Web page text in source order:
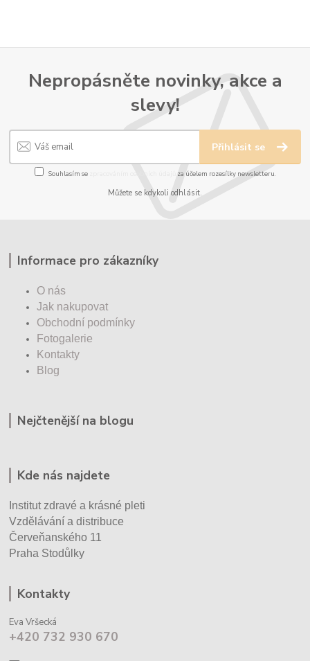
Nepropásněte novinky, akce a
slevy!
Přihlásit se
Souhlasím se za účelem rozesílky newsletteru.
Můžete se kdykoli odhlásit.
Informace pro zákazníky
O nás
Jak nakupovat
Obchodní podmínky
Fotogalerie
Kontakty
Blog
Nejčtenější na blogu
Kde nás najdete
Institut zdravé a krásné pleti
Vzdělávání a distribuce
Červeňanského 11
Praha Stodůlky
Kontakty
Eva Vršecká
+420 732 930 670